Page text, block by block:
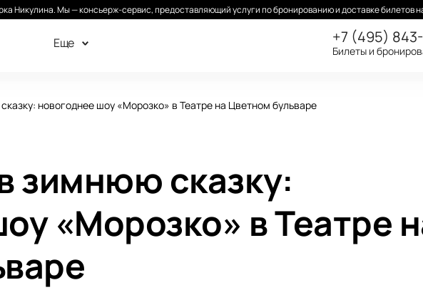
Никулина. Мы — консьерж-сервис, предоставляющий услуги по бронированию и доставке билетов
Еще +7 (495)
Билеты и
новогоднее шоу «Морозко» в Театре на Цветном бульваре
зимнюю сказку:
«Морозко» в Театре